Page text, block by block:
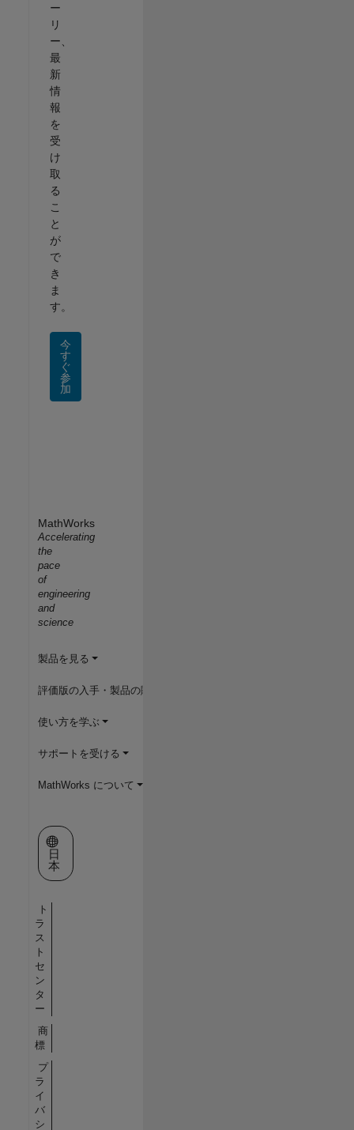
ー
リ
ー、
最
新
情
報
を
受
け
取
る
こ
と
が
で
き
ま
す。
今
す
ぐ
参
加
MathWorks
Accelerating
the
pace
of
engineering
and
science
製品を見る
評価版の入手・製品の購入
使い方を学ぶ
サポートを受ける
MathWorks について
Web サイトの選択
日
本
ト
ラ
ス
ト
セ
ン
タ
ー
商
標
プ
ラ
イ
バ
シ